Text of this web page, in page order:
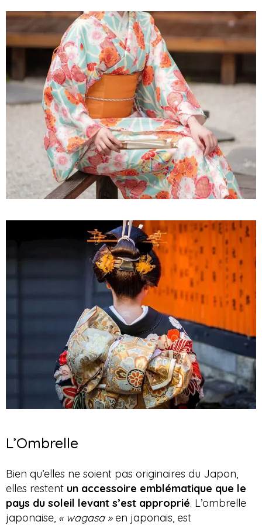
L’Ombrelle
Bien qu’elles ne soient pas originaires du Japon,
elles restent un accessoire emblématique que le
pays du soleil levant s’est approprié. L’ombrelle
japonaise, « wagasa »en japonais, est